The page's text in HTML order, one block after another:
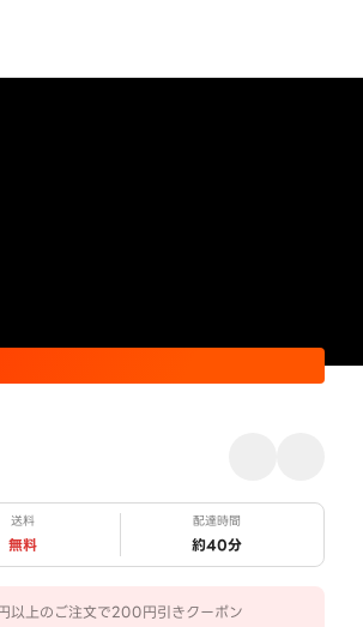
送料
無料
配達時間
約40分
以上のご注文で200円引きクーポン